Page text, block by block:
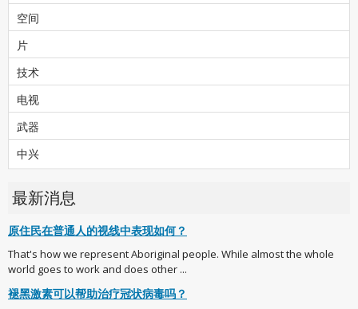
空间
片
技术
电视
武器
中兴
最新消息
原住民在普通人的视线中表现如何？
That's how we represent Aboriginal people. While almost the whole
world goes to work and does other ...
褪黑激素可以帮助治疗冠状病毒吗？